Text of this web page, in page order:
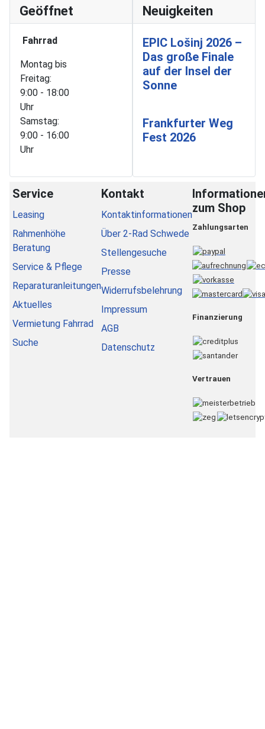
Geöffnet
Fahrrad
Montag bis
Freitag:
9:00 - 18:00
Uhr
Samstag:
9:00 - 16:00
Uhr
Neuigkeiten
EPIC Lošinj 2026 –
Das große Finale
auf der Insel der
Sonne
Frankfurter Weg
Fest 2026
Service
Leasing
Rahmenhöhe
Beratung
Service & Pflege
Reparaturanleitungen
Aktuelles
Vermietung Fahrrad
Suche
Kontakt
Kontaktinformationen
Über 2-Rad Schwede
Stellengesuche
Presse
Widerrufsbelehrung
Impressum
AGB
Datenschutz
zum Shop
Zahlungsarten
Finanzierung
Vertrauen